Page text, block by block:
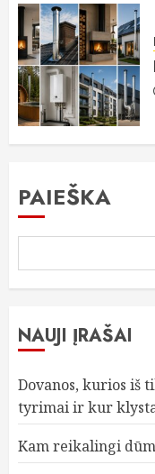
PAIEŠKA
NAUJI ĮRAŠAI
Dovanos, kurios iš
tyrimai ir kur
Kam reikalingi